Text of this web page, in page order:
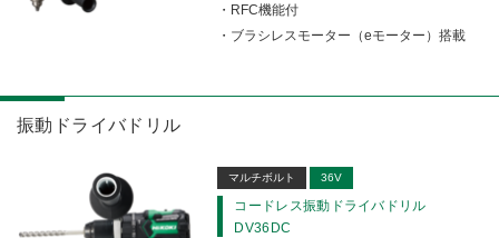
RFC機能付
ブラシレスモーター（eモーター）搭載
振動ドライバドリル
マルチボルト 36V
コードレス振動ドライバドリル
DV36DC